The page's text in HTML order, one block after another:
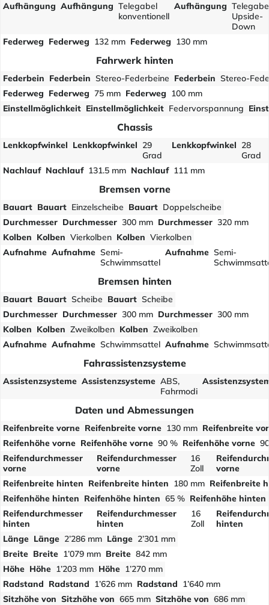
Aufhängung Aufhängung Telegabel
konventionell
Aufhängung
Upside-
Down
Federweg Federweg 132 mm Federweg 130 mm
Fahrwerk hinten
Federbein Federbein Stereo-Federbeine Federbein Stereo-
Federweg Federweg 75 mm Federweg 100 mm
Einstellmöglichkeit Einstellmöglichkeit Federvorspannung
Chassis
Lenkkopfwinkel Lenkkopfwinkel 29
Grad
Lenkkopfwinkel 28
Grad
Nachlauf Nachlauf 131.5 mm Nachlauf 111 mm
Bremsen vorne
Bauart Bauart Einzelscheibe Bauart Doppelscheibe
Durchmesser Durchmesser 300 mm Durchmesser 320 mm
Kolben Kolben Vierkolben Kolben Vierkolben
Aufnahme Aufnahme Semi-
Schwimmsattel
Aufnahme Semi-
Bremsen hinten
Bauart Bauart Scheibe Bauart Scheibe
Durchmesser Durchmesser 300 mm Durchmesser 300 mm
Kolben Kolben Zweikolben Kolben Zweikolben
Aufnahme Aufnahme Schwimmsattel Aufnahme
Fahrassistenzsysteme
Assistenzsysteme Assistenzsysteme ABS,
Fahrmodi
Daten und Abmessungen
Reifenbreite vorne Reifenbreite vorne 130 mm Reifenbreite
Reifenhöhe vorne Reifenhöhe vorne 90 % Reifenhöhe vorne
Reifendurchmesser
vorne
Reifendurchmesser
vorne
16
Zoll
vorne
Reifenbreite hinten Reifenbreite hinten 180 mm Reifenbreite
Reifenhöhe hinten Reifenhöhe hinten 65 % Reifenhöhe hinten
Reifendurchmesser
hinten
Reifendurchmesser
hinten
16
Zoll
hinten
Länge Länge 2’286 mm Länge 2’301 mm
Breite Breite 1’079 mm Breite 842 mm
Höhe Höhe 1’203 mm Höhe 1’270 mm
Radstand Radstand 1’626 mm Radstand 1’640 mm
Sitzhöhe von Sitzhöhe von 665 mm Sitzhöhe von 686 mm